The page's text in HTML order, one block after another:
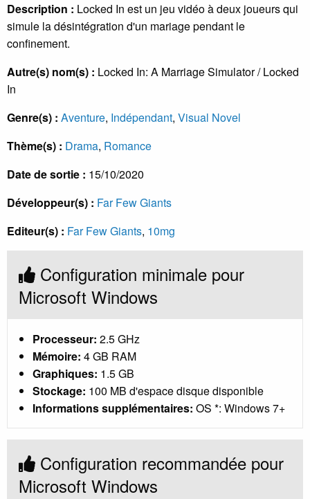
Description : Locked In est un jeu vidéo à deux joueurs qui
simule la désintégration d'un mariage pendant le
confinement.
Autre(s) nom(s) : Locked In: A Marriage Simulator / Locked
In
Genre(s) : Aventure, Indépendant, Visual Novel
Thème(s) : Drama, Romance
Date de sortie : 15/10/2020
Développeur(s) : Far Few Giants
Editeur(s) : Far Few Giants, 10mg
Configuration minimale pour
Microsoft Windows
Processeur: 2.5 GHz
Mémoire: 4 GB RAM
Graphiques: 1.5 GB
Stockage: 100 MB d'espace disque disponible
Informations supplémentaires: OS *: Windows 7+
Configuration recommandée pour
Microsoft Windows